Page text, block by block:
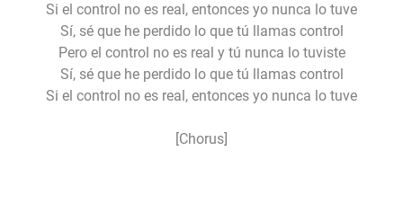
Si el control no es real, entonces yo nunca lo tuve
Sí, sé que he perdido lo que tú llamas control
Pero el control no es real y tú nunca lo tuviste
Sí, sé que he perdido lo que tú llamas control
Si el control no es real, entonces yo nunca lo tuve
[Chorus]